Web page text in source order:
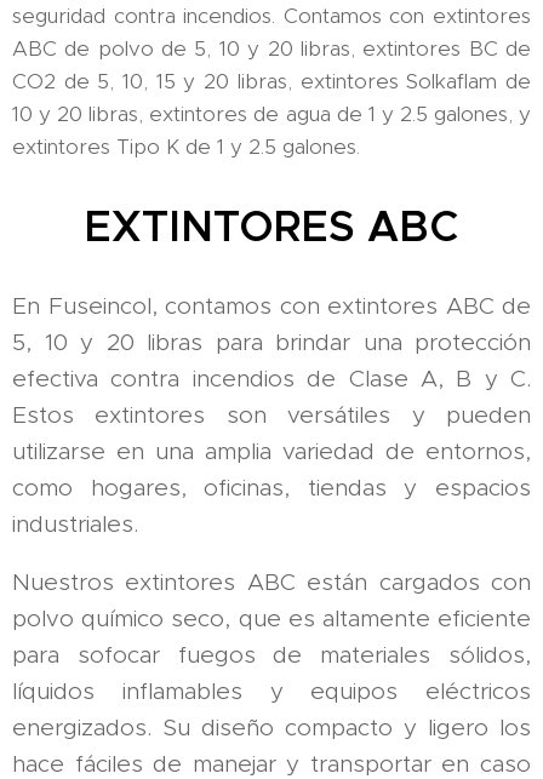
seguridad contra incendios. Contamos con extintores
ABC de polvo de 5, 10 y 20 libras, extintores BC de
CO2 de 5, 10, 15 y 20 libras, extintores Solkaflam de
10 y 20 libras, extintores de agua de 1 y 2.5 galones, y
extintores Tipo K de 1 y 2.5 galones.
EXTINTORES ABC
En Fuseincol, contamos con extintores ABC de
5, 10 y 20 libras para brindar una protección
efectiva contra incendios de Clase A, B y C.
Estos extintores son versátiles y pueden
utilizarse en una amplia variedad de entornos,
como hogares, oficinas, tiendas y espacios
industriales.
Nuestros extintores ABC están cargados con
polvo químico seco, que es altamente eficiente
para sofocar fuegos de materiales sólidos,
líquidos inflamables y equipos eléctricos
energizados. Su diseño compacto y ligero los
hace fáciles de manejar y transportar en caso